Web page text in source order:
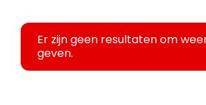
Er zijn geen resultaten om
geven.